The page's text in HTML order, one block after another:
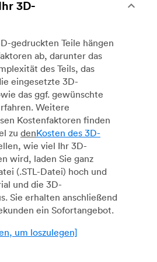
3D-
gedruckten Teile hängen
ab, darunter das
des Teils, das
eingesetzte 3D-
das ggf. gewünschte
Weitere
Kostenfaktoren finden
zu denKosten des 3D-
wie viel Ihr 3D-
wird, laden Sie ganz
(.STL-Datei) hoch und
und die 3D-
Sie erhalten anschließend
ein Sofortangebot.
um loszulegen]